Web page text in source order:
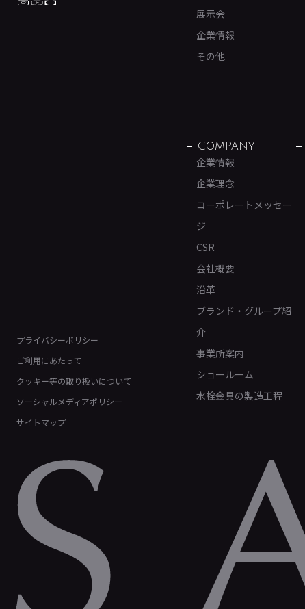
プライバシーポリシー
ご利用にあたって
クッキー等の取り扱いについて
ソーシャルメディアポリシー
サイトマップ
展示会
企業情報
その他
COMPANY
企業情報
企業理念
コーポレートメッセー
ジ
CSR
会社概要
沿革
ブランド・グループ紹
介
事業所案内
ショールーム
水栓金具の製造工程